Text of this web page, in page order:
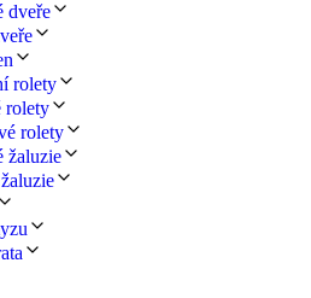
dveře
rolety
rolety
rolety
žaluzie